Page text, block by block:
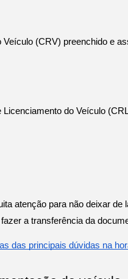
(CRV) preenchido e
do Veículo
atenção para não deixar
a transferência da
das principais dúvidas na